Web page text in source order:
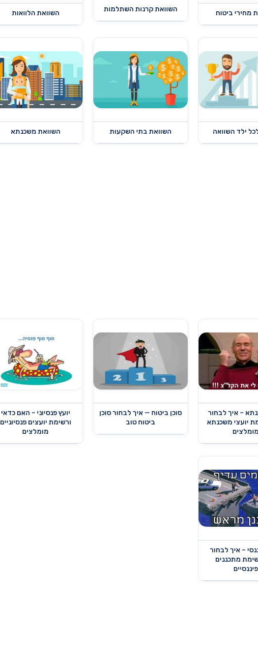
מחירי ביטוח השוואת קרנות השתלמות השוואת הלוואות
ילד השוואה השוואת בתי השקעות השוואת משכנתא
– איך לבחור
יועצי משכנתא
מומלצים
סוכן ביטוח — איך לבחור סוכן
ביטוח טוב
יועץ פנסיוני – האם כדאי
ורשימת יועצים פנסיוניים
מומלצים
– איך לבחור
מתכננים
פיננסיים